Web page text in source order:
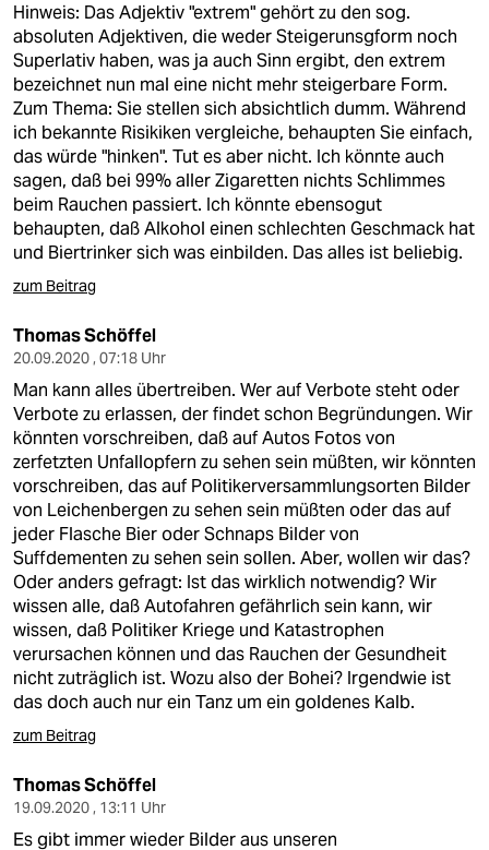
Hinweis: Das Adjektiv "extrem" gehört zu den sog.
absoluten Adjektiven, die weder Steigerunsgform noch
Superlativ haben, was ja auch Sinn ergibt, den extrem
bezeichnet nun mal eine nicht mehr steigerbare Form.
Zum Thema: Sie stellen sich absichtlich dumm. Während
ich bekannte Risikiken vergleiche, behaupten Sie einfach,
das würde "hinken". Tut es aber nicht. Ich könnte auch
sagen, daß bei 99% aller Zigaretten nichts Schlimmes
beim Rauchen passiert. Ich könnte ebensogut
behaupten, daß Alkohol einen schlechten Geschmack hat
und Biertrinker sich was einbilden. Das alles ist beliebig.
zum Beitrag
Thomas Schöffel
20.09.2020 , 07:18 Uhr
Man kann alles übertreiben. Wer auf Verbote steht oder
Verbote zu erlassen, der findet schon Begründungen. Wir
könnten vorschreiben, daß auf Autos Fotos von
zerfetzten Unfallopfern zu sehen sein müßten, wir könnten
vorschreiben, das auf Politikerversammlungsorten Bilder
von Leichenbergen zu sehen sein müßten oder das auf
jeder Flasche Bier oder Schnaps Bilder von
Suffdementen zu sehen sein sollen. Aber, wollen wir das?
Oder anders gefragt: Ist das wirklich notwendig? Wir
wissen alle, daß Autofahren gefährlich sein kann, wir
wissen, daß Politiker Kriege und Katastrophen
verursachen können und das Rauchen der Gesundheit
nicht zuträglich ist. Wozu also der Bohei? Irgendwie ist
das doch auch nur ein Tanz um ein goldenes Kalb.
zum Beitrag
Thomas Schöffel
19.09.2020 , 13:11 Uhr
Es gibt immer wieder Bilder aus unseren